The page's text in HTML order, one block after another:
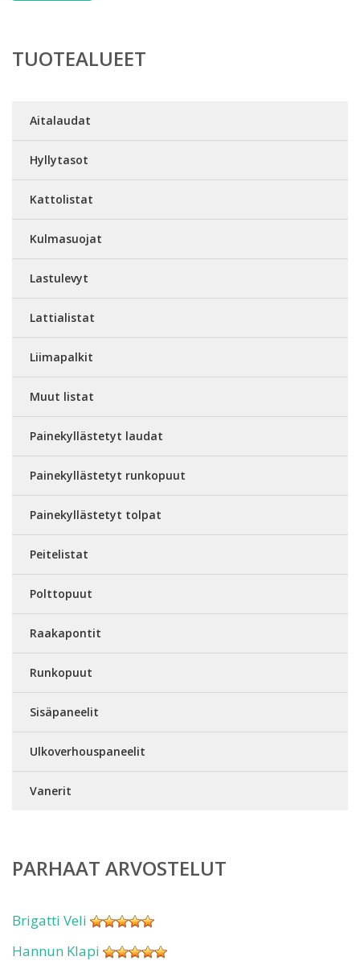
TUOTEALUEET
Aitalaudat
Hyllytasot
Kattolistat
Kulmasuojat
Lastulevyt
Lattialistat
Liimapalkit
Muut listat
Painekyllästetyt laudat
Painekyllästetyt runkopuut
Painekyllästetyt tolpat
Peitelistat
Polttopuut
Raakapontit
Runkopuut
Sisäpaneelit
Ulkoverhouspaneelit
Vanerit
PARHAAT ARVOSTELUT
Brigatti Veli
Hannun Klapi